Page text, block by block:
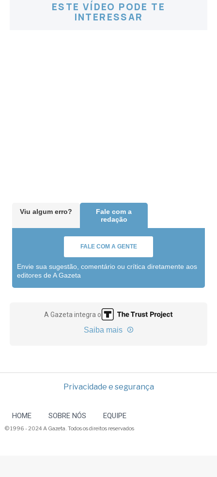
ESTE VÍDEO PODE TE
INTERESSAR
Viu algum erro?
Fale com a
redação
FALE COM A GENTE
Envie sua sugestão, comentário ou crítica diretamente aos
editores de A Gazeta
A Gazeta integra o
Saiba mais
Privacidade e segurança
HOME SOBRE NÓS EQUIPE
© 1996 - 2024 A Gazeta. Todos os direitos reservados